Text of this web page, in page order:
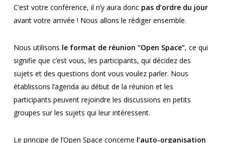
C’est votre conférence, il n’y aura donc pas d’ordre du jour
avant votre arrivée ! Nous allons le rédiger ensemble.
Nous utilisons le format de réunion “Open Space”, ce qui
signifie que c’est vous, les participants, qui décidez des
sujets et des questions dont vous voulez parler. Nous
établissons l’agenda au début de la réunion et les
participants peuvent rejoindre les discussions en petits
groupes sur les sujets qui leur intéressent.
Le principe de l’Open Space concerne l’auto-organisation